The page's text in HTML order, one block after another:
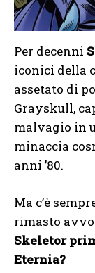
Per decenni
iconici della
assetato di
Grayskull,
malvagio in
minaccia
anni ’80.
Ma c’è
rimasto
Skeletor
Eternia?